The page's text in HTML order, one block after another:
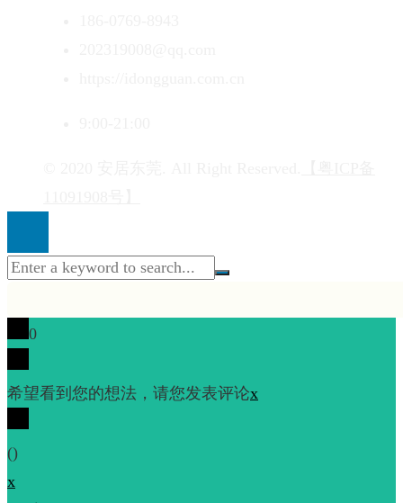
0
希望看到您的想法，请您发表评论x
()
x